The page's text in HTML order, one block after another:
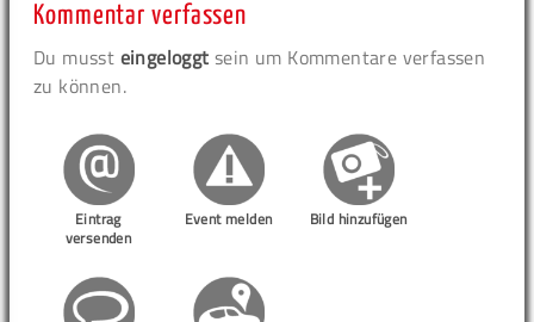
Kommentar verfassen
Du musst eingeloggt sein um Kommentare verfassen
zu können.
Eintrag
versenden
Event melden Bild hinzufügen